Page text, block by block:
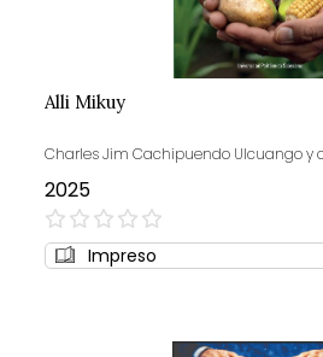
Alli Mikuy
Charles Jim Cachipuendo Ulcuango y
2025
0%
Impreso